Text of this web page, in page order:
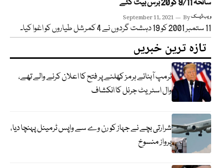
سانحہ 9/11 کو 20 برس بیت گئے
September 11, 2021 Byویب ڈیسک
11 ستمبر 2001 کو 19 دہشت گردوں نے 4 کمرشل طیاروں کو اغوا کیا۔
تازہ ترین خبریں
ٹرمپ آبنائے ہرمز کھلنے پر فتح کا اعلان کرنے والے تھے،
وال اسٹریٹ جرنل کا انکشاف
شرارتی بچے نے جہاز کو رن وے سے واپس ٹرمینل پہنچا دیا،
پرواز منسوخ